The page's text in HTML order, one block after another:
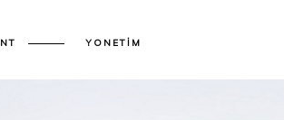
YONETIM